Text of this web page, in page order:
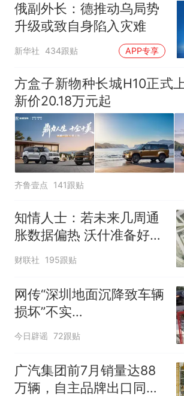
俄副外长：德推动乌局势
升级或致自身陷入灾难
新华社 434跟贴 APP专享
方盒子新物种长城H10正式
新价20.18万元起
齐鲁壹点 141跟贴
知情人士：若未来几周通
胀数据偏热 沃什准备好加
息
财联社 195跟贴
网传“深圳地面沉降致车辆
损坏”不实
（2026·08·06）
今日辟谣 72跟贴
广汽集团前7月销量达88
万辆，自主品牌出口同比